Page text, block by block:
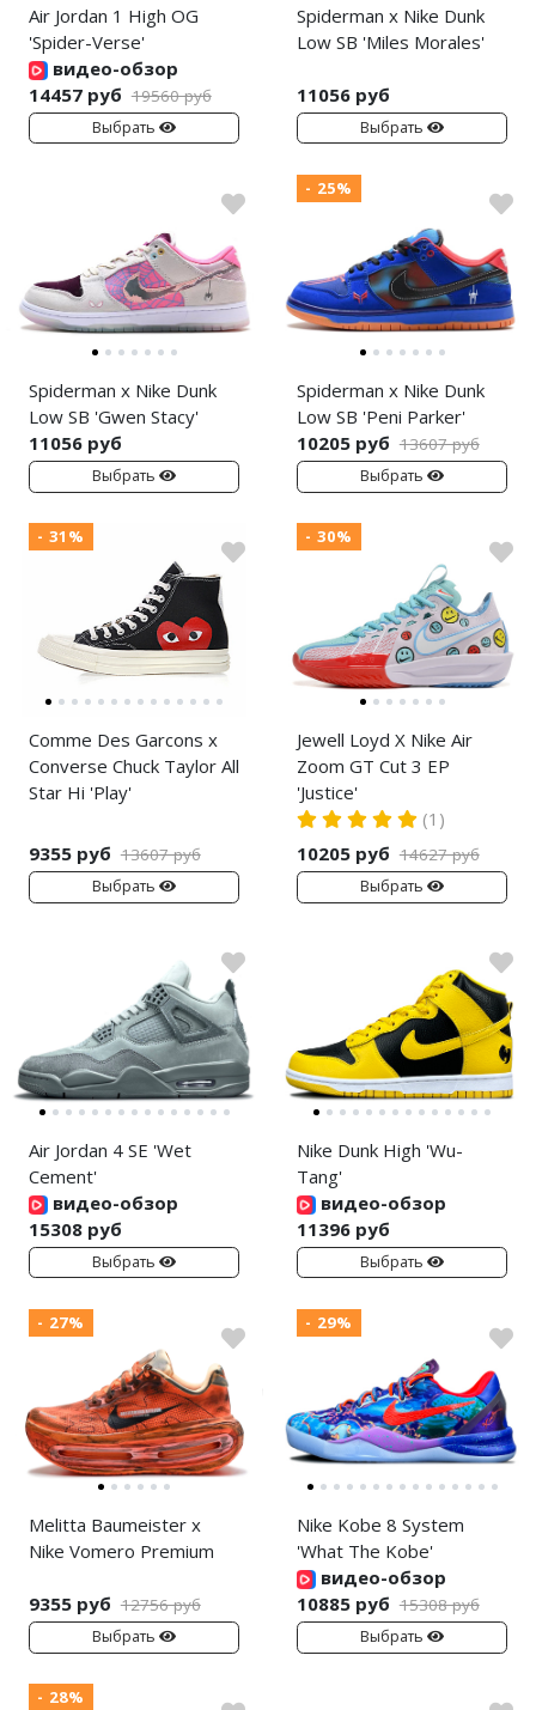
Air Jordan 1 High OG
'Spider-Verse'
видео-обзор
14457 руб 19560 руб
Выбрать
Spiderman x Nike Dunk
Low SB 'Miles Morales'
11056 руб
Выбрать
Spiderman x Nike Dunk
Low SB 'Gwen Stacy'
11056 руб
Выбрать
- 25%
Spiderman x Nike Dunk
Low SB 'Peni Parker'
10205 руб 13607 руб
Выбрать
- 31%
Comme Des Garcons x
Converse Chuck Taylor All
Star Hi 'Play'
9355 руб 13607 руб
Выбрать
- 30%
Jewell Loyd X Nike Air
Zoom GT Cut 3 EP
'Justice'
(1)
10205 руб 14627 руб
Выбрать
Air Jordan 4 SE 'Wet
Cement'
видео-обзор
15308 руб
Выбрать
Nike Dunk High 'Wu-
Tang'
видео-обзор
11396 руб
Выбрать
- 27%
Melitta Baumeister x
Nike Vomero Premium
9355 руб 12756 руб
Выбрать
- 29%
Nike Kobe 8 System
'What The Kobe'
видео-обзор
10885 руб 15308 руб
Выбрать
- 28%